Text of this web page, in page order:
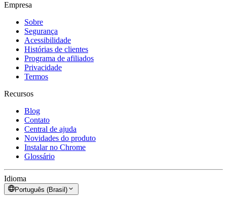
Empresa
Sobre
Segurança
Acessibilidade
Histórias de clientes
Programa de afiliados
Privacidade
Termos
Recursos
Blog
Contato
Central de ajuda
Novidades do produto
Instalar no Chrome
Glossário
Idioma
Português (Brasil)